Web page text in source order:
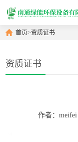
首页>资质证书
资质证书
作者：meifei